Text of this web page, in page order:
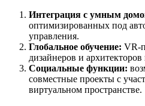
Интеграция с умным
оптимизированных под
управления.
Глобальное обучение: VR-
дизайнеров и
Социальные функции:
совместные проекты с
виртуальном пространстве.